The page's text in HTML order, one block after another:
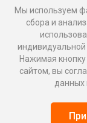
Ваши запросы
Написать поставщику
Написать в поддержку
Реквизиты
Политика
Оферта
Мы используем
сбора и
Нажимая
сайтом, вы
данных